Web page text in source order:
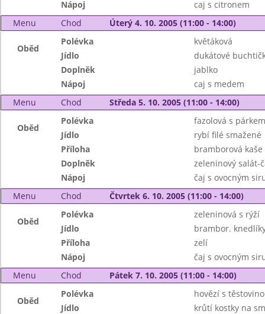
Nápoj
caj s citronem
Menu
Chod Úterý 4. 10. 2005 (11:00 - 14:00)
Oběd
Polévka
květáková
Jídlo
dukátové
Doplněk
jablko
Nápoj
caj s medem
Menu
Chod Středa 5. 10. 2005 (11:00 - 14:00)
Oběd
Polévka
fazolová s párkem
Jídlo
rybí filé smažené
Příloha
bramborová kaše
Doplněk
zeleninový salát-
Nápoj
čaj s ovocným
Menu
Chod Čtvrtek 6. 10. 2005 (11:00 - 14:00)
Oběd
Polévka
zeleninová s rýží
Jídlo
brambor.
Příloha
zelí
Nápoj
čaj s ovocným
Menu
Chod Pátek 7. 10. 2005 (11:00 - 14:00)
Oběd
Polévka
hovězí s
Jídlo
krůtí kostky na